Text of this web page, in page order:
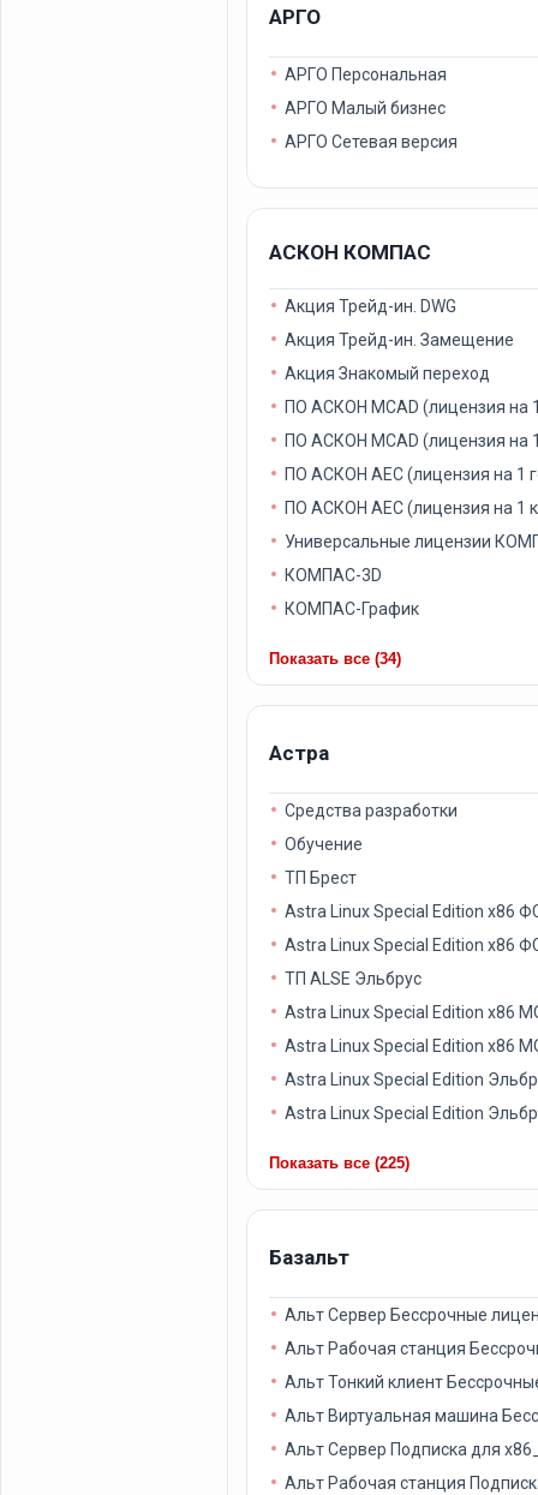
АРГО
АРГО Персональная
АРГО Малый бизнес
АРГО Сетевая версия
АСКОН КОМПАС
Акция Трейд-ин. DWG
Акция Трейд-ин. Замещение
Акция Знакомый переход
ПО АСКОН MCAD (лицензия на
ПО АСКОН MCAD (лицензия на
ПО АСКОН AEC (лицензия на 1
ПО АСКОН AEC (лицензия на 1
Универсальные лицензии
КОМПАС-3D
КОМПАС-График
Показать все (34)
Астра
Средства разработки
Обучение
ТП Брест
Astra Linux Special Edition x86
Astra Linux Special Edition x86
ТП ALSE Эльбрус
Astra Linux Special Edition x86
Astra Linux Special Edition x86
Astra Linux Special Edition
Astra Linux Special Edition
Показать все (225)
Базальт
Альт Сервер Бессрочные
Альт Рабочая станция
Альт Тонкий клиент
Альт Виртуальная машина
Альт Сервер Подписка для
Альт Рабочая станция